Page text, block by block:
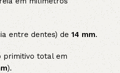
entre dentes) de14 mm.
primitivo total em
).